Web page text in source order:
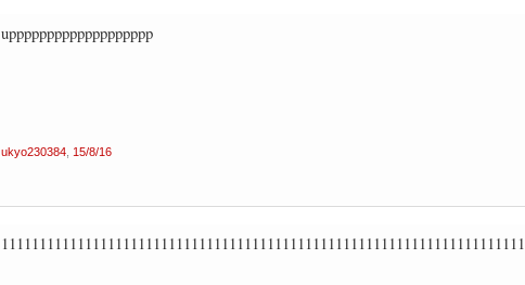
uppppppppppppppppppp
ukyo230384 15/8/16
111111111111111111111111111111111111111111111111111111111111111111111